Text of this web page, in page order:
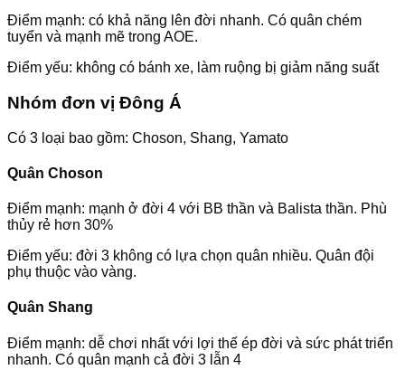
Điểm mạnh: có khả năng lên đời nhanh. Có quân chém
tuyển và mạnh mẽ trong AOE.
Điểm yếu: không có bánh xe, làm ruộng bị giảm năng suất
Nhóm đơn vị Đông Á
Có 3 loại bao gồm: Choson, Shang, Yamato
Quân Choson
Điểm mạnh: mạnh ở đời 4 với BB thần và Balista thần. Phù
thủy rẻ hơn 30%
Điểm yếu: đời 3 không có lựa chọn quân nhiều. Quân đội
phụ thuộc vào vàng.
Quân Shang
Điểm mạnh: dễ chơi nhất với lợi thế ép đời và sức phát triển
nhanh. Có quân mạnh cả đời 3 lẫn 4